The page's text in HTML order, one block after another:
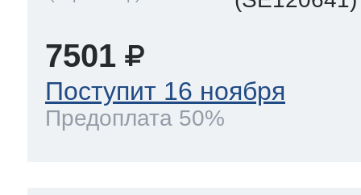
7501
Поступит 16 ноября
Предоплата 50%